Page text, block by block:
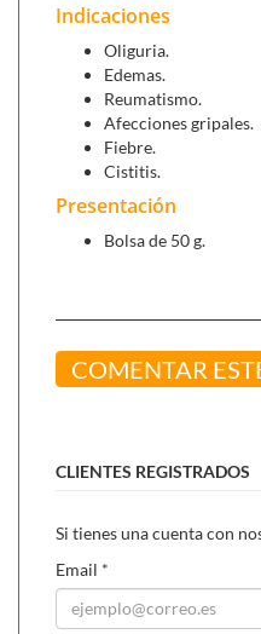
Indicaciones
Oliguria.
Edemas.
Reumatismo.
Afecciones gripales.
Fiebre.
Cistitis.
Presentación
Bolsa de 50 g.
COMENTAR
CLIENTES REGISTRADOS
Si tienes una cuenta con
Email *